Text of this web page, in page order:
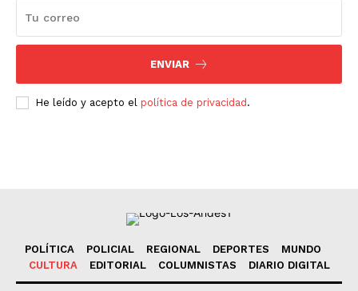
ENVIAR
He leído y acepto el política de privacidad .
POLÍTICA POLICIAL REGIONAL DEPORTES
MUNDO
CULTURA
EDITORIAL COLUMNISTAS DIARIO DIGITAL